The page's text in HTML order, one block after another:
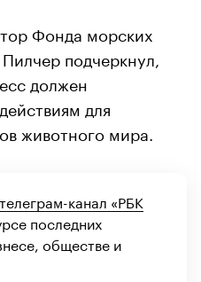
Фонда морских
подчеркнул,
должен
для
животного мира.
телеграм-канал «РБК
последних
обществе и